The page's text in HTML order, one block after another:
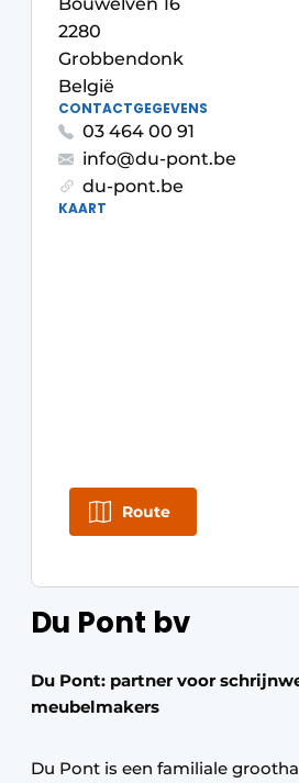
Privacy / Cookie statement
Vacature aanmelden
Video’s
Du Pont bv
Du Pont: partner voor
meubelmakers
Du Pont is een familiale
2280
Grobbendonk
België
CONTACTGEGEVENS
03 464 00 91
info@du-pont.be
du-pont.be
KAART
Route